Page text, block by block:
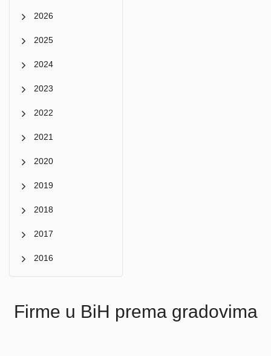
2026
2025
2024
2023
2022
2021
2020
2019
2018
2017
2016
Firme u BiH prema gradovima